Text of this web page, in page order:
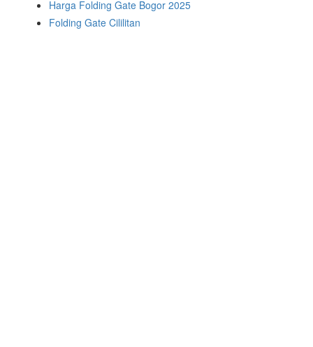
Harga Folding Gate Bogor 2025
Folding Gate Cililitan